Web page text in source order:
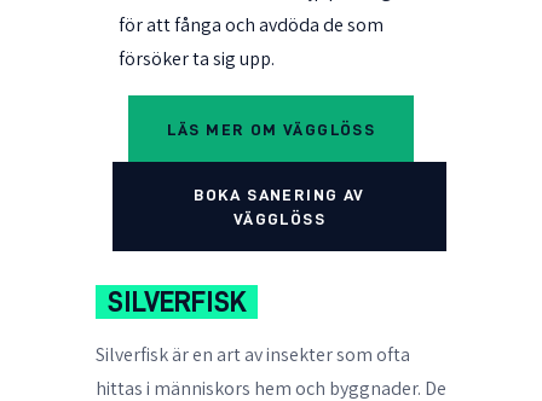
för att fånga och avdöda de som
försöker ta sig upp.
LÄS MER OM VÄGGLÖSS
BOKA SANERING AV
VÄGGLÖSS
SILVERFISK
Silverfisk är en art av insekter som ofta
hittas i människors hem och byggnader. De